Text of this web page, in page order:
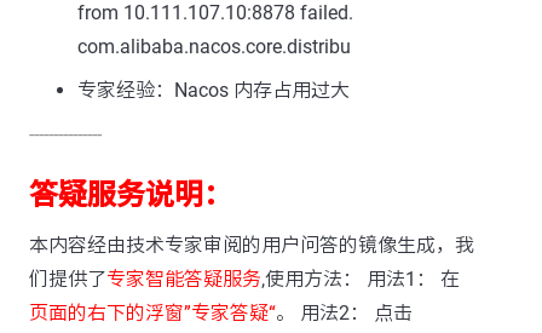
from 10.111.107.10:8878 failed.
com.alibaba.nacos.core.distribu
专家经验：Nacos 内存占用过大
---------------
答疑服务说明：
本内容经由技术专家审阅的用户问答的镜像生成，我
们提供了专家智能答疑服务,使用方法： 用法1： 在
页面的右下的浮窗”专家答疑“。 用法2： 点击